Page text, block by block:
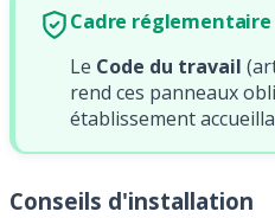
Cadre réglementaire
Le Code du travail
rend ces panneaux
établissement
Conseils d'installation